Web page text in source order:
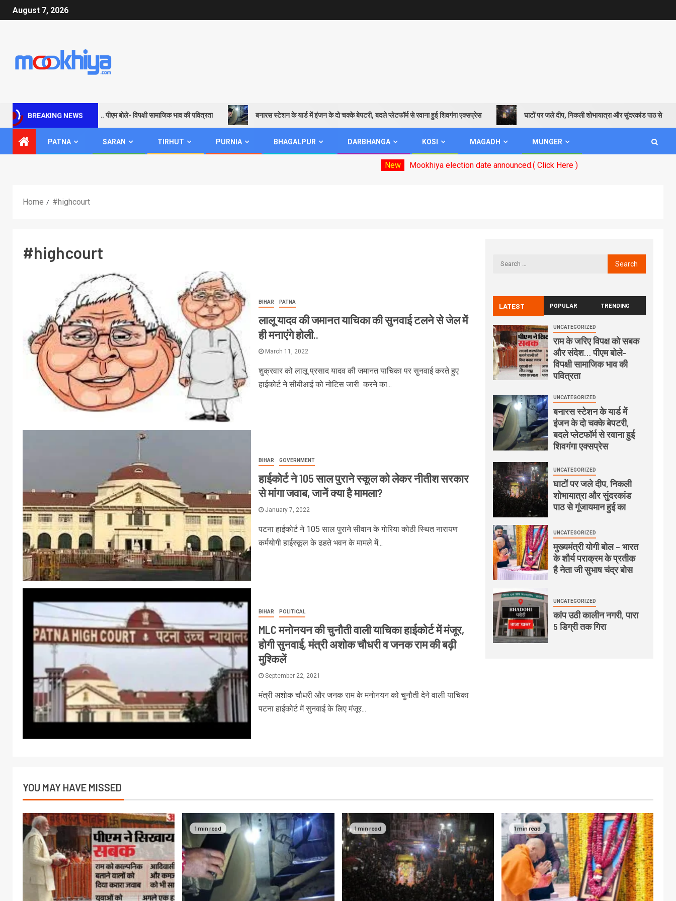
August 7, 2026
BREAKING NEWS
के जरिए विपक्ष को सबक और संदेश… पीएम बोले- विपक्षी सामाजिक भाव की पवित्रता बनारस स्टेशन के यार्ड में इंजन के दो चक्के बेपटरी, बदले प्लेटफॉर्म से रवाना हुई शिवगंगा एक्सप्रेस घाटों पर जले दीप, निकली शोभायात्रा और सुंदरकांड पाठ से गूंजायमान
PATNA SARAN TIRHUT PURNIA BHAGALPUR DARBHANGA KOSI MAGADH MUNGER
Mookhiya election date announced.( Click Here )
Home #highcourt
#highcourt
BIHAR PATNA
लालू यादव की जमानत याचिका की सुनवाई टलने से जेल में
ही मनाएंगे होली..
March 11, 2022
शुक्रवार को लालू प्रसाद यादव की जमानत याचिका पर सुनवाई करते हुए
हाईकोर्ट ने सीबीआई को नोटिस जारी करने का...
BIHAR GOVERNMENT
हाईकोर्ट ने 105 साल पुराने स्कूल को लेकर नीतीश सरकार
से मांगा जवाब, जानें क्या है मामला?
January 7, 2022
पटना हाईकोर्ट ने 105 साल पुराने सीवान के गोरिया कोठी स्थित नारायण
कर्मयोगी हाईस्कूल के ढहते भवन के मामले में...
BIHAR POLITICAL
MLC मनोनयन की चुनौती वाली याचिका हाईकोर्ट में मंजूर,
होगी सुनवाई, मंत्री अशोक चौधरी व जनक राम की बढ़ी
मुश्किलें
September 22, 2021
मंत्री अशोक चौधरी और जनक राम के मनोनयन को चुनौती देने वाली याचिका
पटना हाईकोर्ट में सुनवाई के लिए मंजूर...
LATEST POPULAR TRENDING
UNCATEGORIZED
राम के जरिए विपक्ष को सबक
और संदेश… पीएम बोले-
विपक्षी सामाजिक भाव की
पवित्रता
UNCATEGORIZED
बनारस स्टेशन के यार्ड में
इंजन के दो चक्के बेपटरी,
बदले प्लेटफॉर्म से रवाना हुई
शिवगंगा एक्सप्रेस
UNCATEGORIZED
घाटों पर जले दीप, निकली
शोभायात्रा और सुंदरकांड
पाठ से गूंजायमान हुई का
UNCATEGORIZED
मुख्यमंत्री योगी बोल – भारत
के शौर्य पराक्रम के प्रतीक
है नेता जी सुभाष चंद्र बोस
UNCATEGORIZED
कांप उठी कालीन नगरी, पारा
5 डिग्री तक गिरा
YOU MAY HAVE MISSED
1 min read 1 min read 1 min read